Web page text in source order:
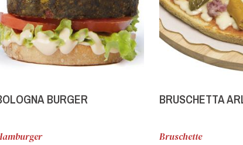
BURGER BRUSCHETTA
Bruschette